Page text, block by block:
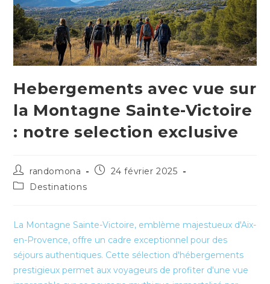
Hebergements avec vue sur
la Montagne Sainte-Victoire
: notre selection exclusive
Auteur/autrice
de
la
randomona
Publication
24 février 2025
PostDestinations
La Montagne Sainte-Victoire, emblème majestueux d'Aix-
en-Provence, offre un cadre exceptionnel pour des
séjours authentiques. Cette sélection d'hébergements
prestigieux permet aux voyageurs de profiter d'une vue